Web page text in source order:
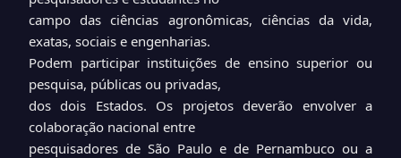
campo das ciências agronômicas, ciências da vida,
exatas, sociais e engenharias.
Podem participar instituições de ensino superior ou
pesquisa, públicas ou privadas,
dos dois Estados. Os projetos deverão envolver a
colaboração nacional entre
pesquisadores de São Paulo e de Pernambuco ou a